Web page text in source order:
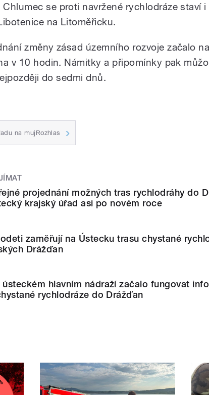
Chlumec se proti navržené rychlodráze staví
na Litoměřicku.
změny zásad územního rozvoje začalo
v 10 hodin. Námitky a připomínky pak
do sedmi dnů.
na mujRozhlas
projednání možných tras rychlodráhy do
krajský úřad asi po novém roce
zaměřují na Ústecku trasu chystané
Drážďan
ústeckém hlavním nádraží začalo fungovat
rychlodráze do Drážďan